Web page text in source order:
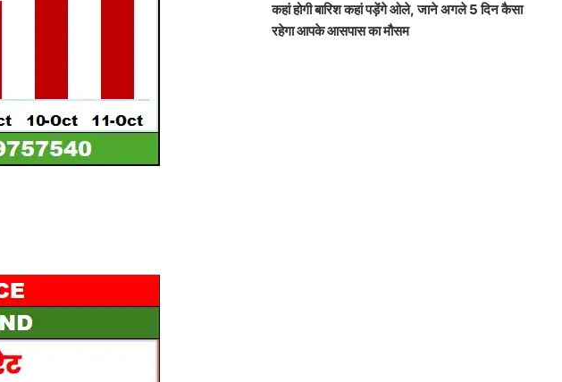
कहां होगी बारिश कहां पड़ेंगे ओले, जाने अगले 5 दिन कैसा
रहेगा आपके आसपास का मौसम